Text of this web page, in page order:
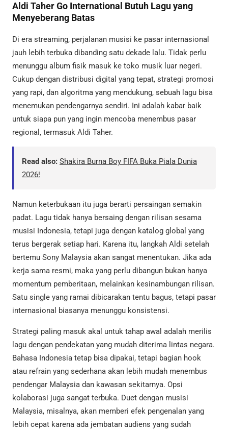
Aldi Taher Go International Butuh Lagu yang
Menyeberang Batas
Di era streaming, perjalanan musisi ke pasar internasional
jauh lebih terbuka dibanding satu dekade lalu. Tidak perlu
menunggu album fisik masuk ke toko musik luar negeri.
Cukup dengan distribusi digital yang tepat, strategi promosi
yang rapi, dan algoritma yang mendukung, sebuah lagu bisa
menemukan pendengarnya sendiri. Ini adalah kabar baik
untuk siapa pun yang ingin mencoba menembus pasar
regional, termasuk Aldi Taher.
Read also: Shakira Burna Boy FIFA Buka Piala Dunia
2026!
Namun keterbukaan itu juga berarti persaingan semakin
padat. Lagu tidak hanya bersaing dengan rilisan sesama
musisi Indonesia, tetapi juga dengan katalog global yang
terus bergerak setiap hari. Karena itu, langkah Aldi setelah
bertemu Sony Malaysia akan sangat menentukan. Jika ada
kerja sama resmi, maka yang perlu dibangun bukan hanya
momentum pemberitaan, melainkan kesinambungan rilisan.
Satu single yang ramai dibicarakan tentu bagus, tetapi pasar
internasional biasanya menunggu konsistensi.
Strategi paling masuk akal untuk tahap awal adalah merilis
lagu dengan pendekatan yang mudah diterima lintas negara.
Bahasa Indonesia tetap bisa dipakai, tetapi bagian hook
atau refrain yang sederhana akan lebih mudah menembus
pendengar Malaysia dan kawasan sekitarnya. Opsi
kolaborasi juga sangat terbuka. Duet dengan musisi
Malaysia, misalnya, akan memberi efek pengenalan yang
lebih cepat karena ada jembatan audiens yang sudah